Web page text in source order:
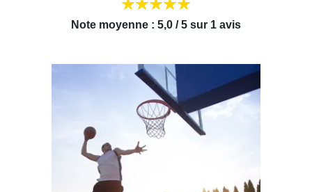
Note moyenne : 5,0 / 5 sur 1 avis